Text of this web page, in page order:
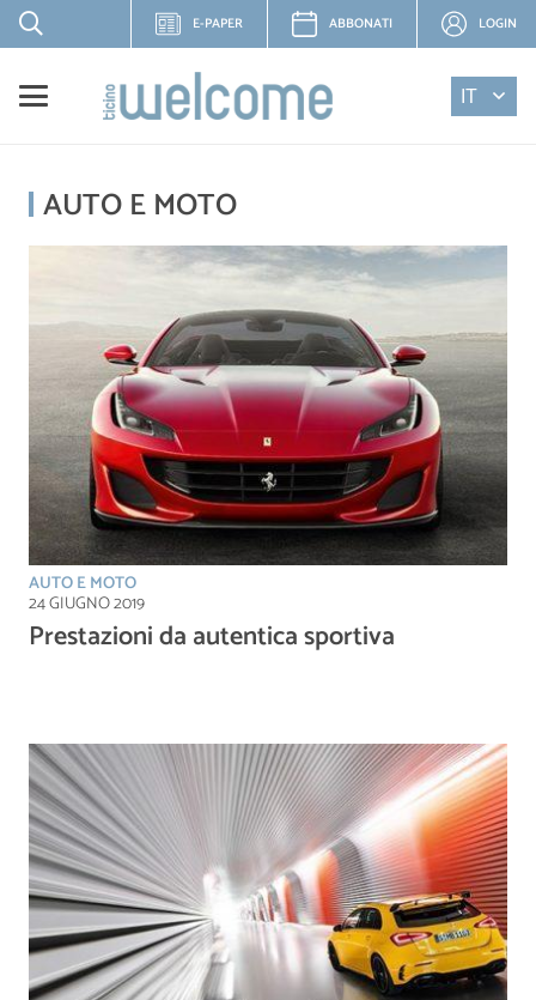
E-PAPER ABBONATI LOGIN
IT
AUTO E MOTO
AUTO E MOTO
24 GIUGNO 2019
Prestazioni da autentica sportiva